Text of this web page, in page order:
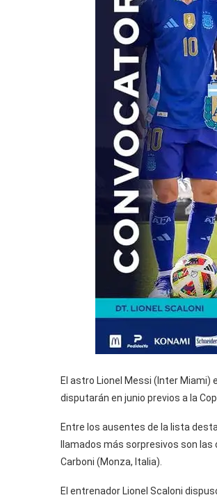
El astro Lionel Messi (Inter
disputarán en junio previos a la
Entre los ausentes de la lista
llamados más sorpresivos son
Carboni (Monza, Italia).
El entrenador Lionel Scaloni